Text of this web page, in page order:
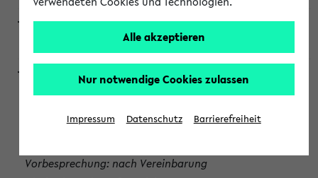
Wendisch, Peters-Wendisch, Stegelmann
Projektmodul "Bakterielle Biotechnologie"
Persönliche Anmeldung beim Veranstalter ist unbedingt
Vorbesprechung: nach Vereinbarung
Alle akzeptieren
Nur notwendige Cookies zulassen
Impressum Datenschutz Barrierefreiheit